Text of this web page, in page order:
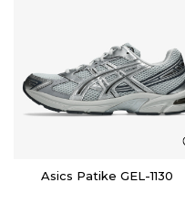
Asics Patike GEL-1130